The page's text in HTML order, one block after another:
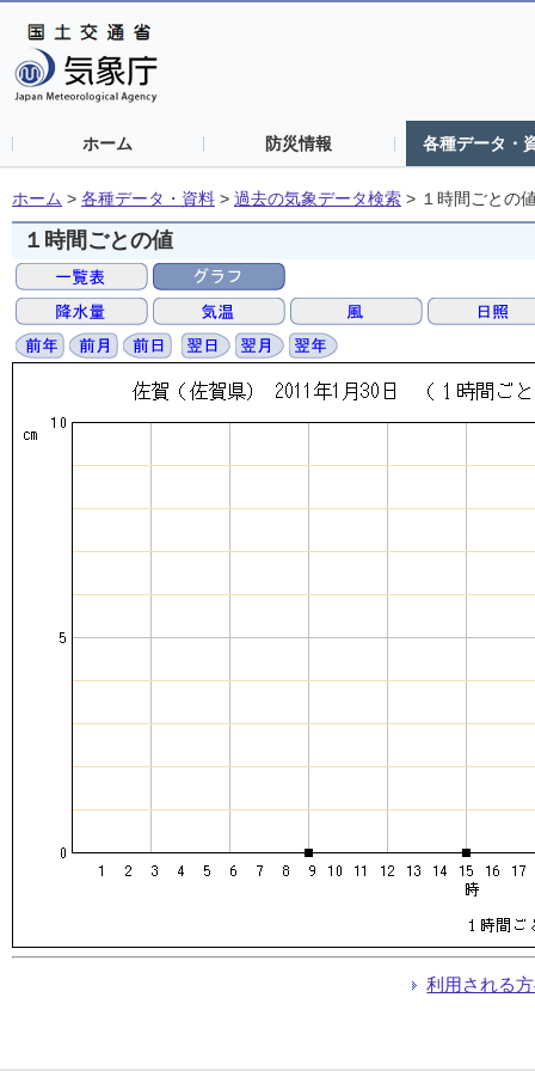
ホーム 防災情報 各種データ・
ホーム > 各種データ・資料 > 過去の気象データ検索 > １時間ごとの
１時間ごとの値
利用される